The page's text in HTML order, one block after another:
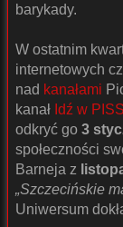
barykady.
W ostatnim
internetowych
nad kanałami
kanał Idź w
odkryć go 3
społeczności
Barneja z
„Szczecińskie
Uniwersum